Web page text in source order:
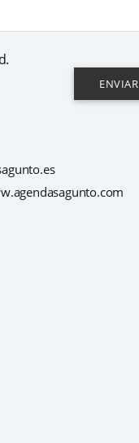
ENVIAR